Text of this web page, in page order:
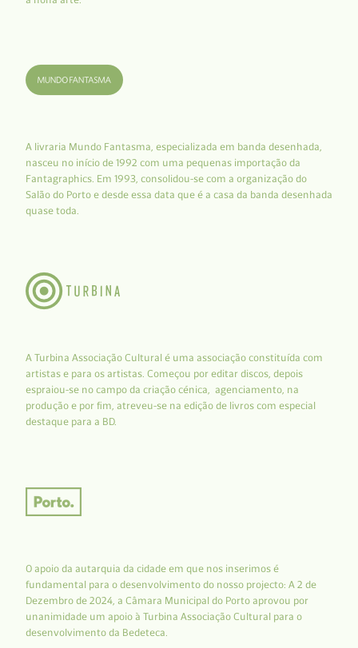
A livraria Mundo Fantasma, especializada em banda desenhada,
nasceu no início de 1992 com uma pequenas importação da
Fantagraphics. Em 1993, consolidou-se com a organização do
Salão do Porto e desde essa data que é a casa da banda desenhada
quase toda.
A Turbina Associação Cultural é uma associação constituída com
artistas e para os artistas. Começou por editar discos, depois
espraiou-se no campo da criação cénica, agenciamento, na
produção e por fim, atreveu-se na edição de livros com especial
destaque para a BD.
O apoio da autarquia da cidade em que nos inserimos é
fundamental para o desenvolvimento do nosso projecto: A 2 de
Dezembro de 2024, a Câmara Municipal do Porto aprovou por
unanimidade um apoio à Turbina Associação Cultural para o
desenvolvimento da Bedeteca.